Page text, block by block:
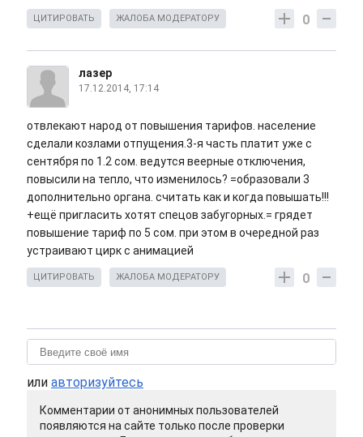
0
ЦИТИРОВАТЬ ЖАЛОБА МОДЕРАТОРУ
лазер
17.12.2014, 17:14
отвлекают народ от повышения тарифов. население
сделали козлами отпущения.3-я часть платит уже с
сентября по 1.2 сом. ведутся веерные отключения,
повысили на тепло, что изменилось? =образовали 3
дополнительно органа. считать как и когда повышать!!!
+ещё пригласить хотят спецов забугорных.= грядет
повышение тариф по 5 сом. при этом в очередной раз
устраивают цирк с анимацией
0
ЦИТИРОВАТЬ ЖАЛОБА МОДЕРАТОРУ
или авторизуйтесь
Комментарии от анонимных пользователей
появляются на сайте только после проверки